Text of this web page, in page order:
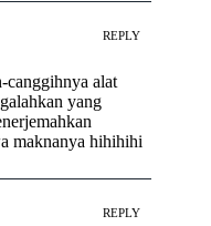
REPLY
canggihnya alat
yang
maknanya hihihihi
REPLY